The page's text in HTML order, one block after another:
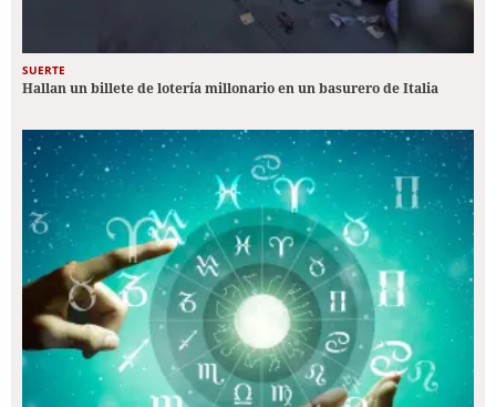
SUERTE
Hallan un billete de lotería millonario en un basurero de Italia